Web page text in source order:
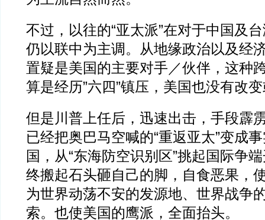
不过，以往的“亚太派”在对于中国及
仍以联中为主调。从地缘政治以及经
置疑是美国的主要对手／伙伴，这种
算是经历”六四”镇压，美国也没有改
但是川普上任后，迅速出击，手段霹
已经把奥巴马空喊的“重返亚太”变成
国，从“东海防空识别区”挑起国际
终搬起石头砸自己的脚，自食恶果，
为世界动荡不安的发源地、世界战争
索。也使美国的鹰派，全面抬头。